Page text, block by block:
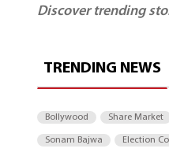
Discover trending
TRENDING NEWS
Bollywood Share Market
Sonam Bajwa Election